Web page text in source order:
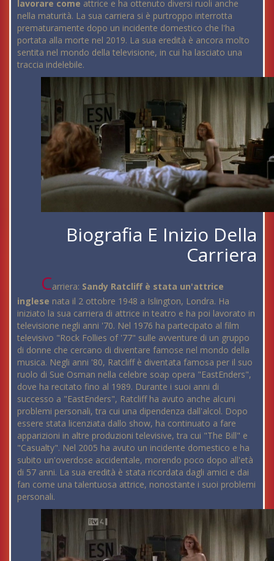
lavorare come attrice e ha ottenuto diversi ruoli anche
nella maturità. La sua carriera si è purtroppo interrotta
prematuramente dopo un incidente domestico che l'ha
portata alla morte nel 2019. La sua eredità è ancora molto
sentita nel mondo della televisione, in cui ha lasciato una
traccia indelebile.
Biografia E Inizio Della
Carriera
Carriera: Sandy Ratcliff è stata un'attrice
inglese nata il 2 ottobre 1948 a Islington, Londra. Ha
iniziato la sua carriera di attrice in teatro e ha poi lavorato in
televisione negli anni '70. Nel 1976 ha partecipato al film
televisivo "Rock Follies of '77" sulle avventure di un gruppo
di donne che cercano di diventare famose nel mondo della
musica. Negli anni '80, Ratcliff è diventata famosa per il suo
ruolo di Sue Osman nella celebre soap opera "EastEnders",
dove ha recitato fino al 1989. Durante i suoi anni di
successo a "EastEnders", Ratcliff ha avuto anche alcuni
problemi personali, tra cui una dipendenza dall'alcol. Dopo
essere stata licenziata dallo show, ha continuato a fare
apparizioni in altre produzioni televisive, tra cui "The Bill" e
"Casualty". Nel 2005 ha avuto un incidente domestico e ha
subito un'overdose accidentale, morendo poco dopo all'età
di 57 anni. La sua eredità è stata ricordata dagli amici e dai
fan come una talentuosa attrice, nonostante i suoi problemi
personali.